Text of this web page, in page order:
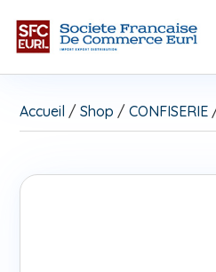
Accueil /Shop /CONFISERIE